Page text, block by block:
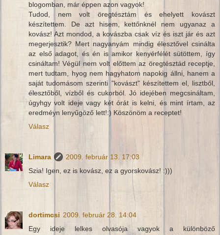
blogomban, már éppen azon vagyok!
Tudod, nem volt öregtésztám és ehelyett kovászt
készítettem. De azt hisem, kettőnknél nem ugyanaz a
kovász! Azt mondod, a kovászba csak víz és iszt jár és azt
megerjesztik? Mert nagyanyám mindig élesztővel csinálta
az első adagot, és én is amikor kenyérfélét sütöttem, így
csináltam! Végül nem volt előttem az öregtésztád receptje,
mert tudtam, hyog nem hagyhatom napokig állni, hanem a
saját tudomásom szerinti "kovászt" készítettem el, lisztből,
élesztőből, vízből és cukorból. Jó idejében megcsináltam,
úgyhgy volt ideje vagy két órát is kelni, és mint írtam, az
eredméyn lenyűgöző lett!:) Köszönöm a receptet!
Válasz
Limara
2009. február 13. 17:03
Szia! Igen, ez is kovász, ez a gyorskovász! :)))
Válasz
dortimcsi 2009. február 28. 14:04
Egy ideje lelkes olvasója vagyok a különböző